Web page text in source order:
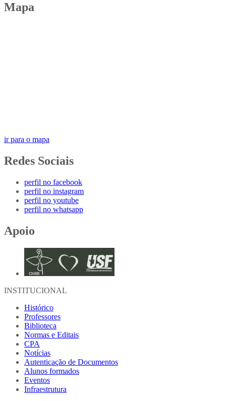
Mapa
ir para o mapa
Redes Sociais
perfil no facebook
perfil no instagram
perfil no youtube
perfil no whatsapp
Apoio
INSTITUCIONAL
Histórico
Professores
Biblioteca
Normas e Editais
CPA
Notícias
Autenticação de Documentos
Alunos formados
Eventos
Infraestrutura